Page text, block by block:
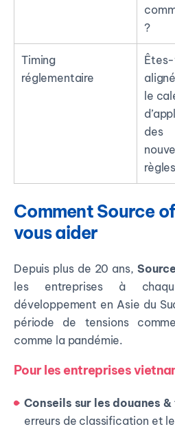
?
Timing
réglementaire
le
des
Comment Source
vous aider
Depuis plus de 20 ans,
les entreprises à
développement en Asie du
période de tensions
comme la pandémie.
Pour les entreprises
Conseils sur les douanes
erreurs de classification et